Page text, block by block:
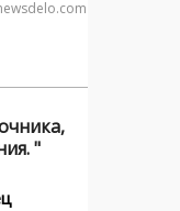
"